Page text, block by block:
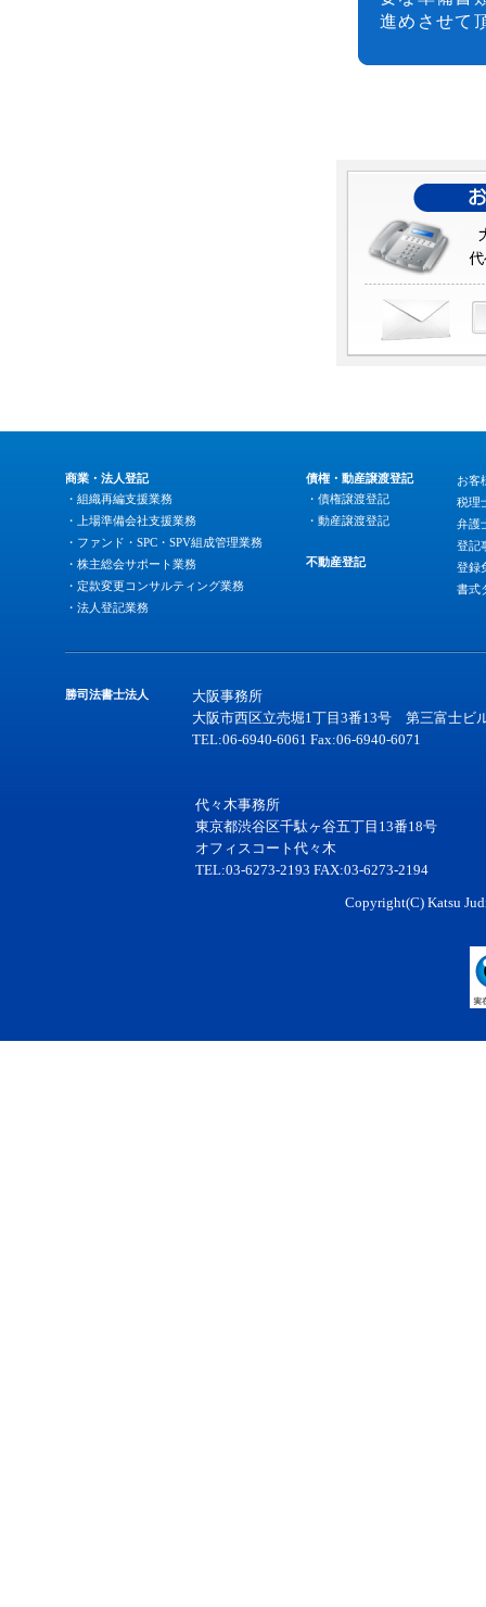
進めさせて
商業・法人登記
・組織再編支援業務
・上場準備会社支援業務
・ファンド・SPC・SPV組成管理業務
・株主総会サポート業務
・定款変更コンサルティング業務
・法人登記業務
債権・動産譲渡登記
・債権譲渡登記
・動産譲渡登記
不動産登記
お客
税理
弁護
登記
登録
書式
勝司法書士法人
大阪事務所
大阪市西区立売堀1丁目3番13号 第三富士ビ
TEL:06-6940-6061 Fax:06-6940-6071
代々木事務所
東京都渋谷区千駄ヶ谷五丁目13番18号
オフィスコート代々木
TEL:03-6273-2193 FAX:03-6273-2194
Copyright(C) Katsu